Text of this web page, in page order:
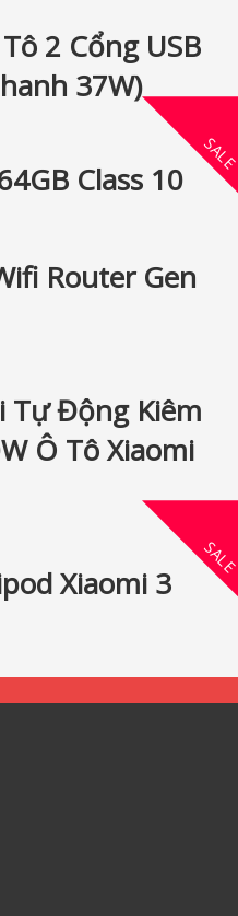
2 Cổng USB
37W)
Class 10
Router Gen
Tự Động Kiêm
Ô Tô Xiaomi
Xiaomi 3